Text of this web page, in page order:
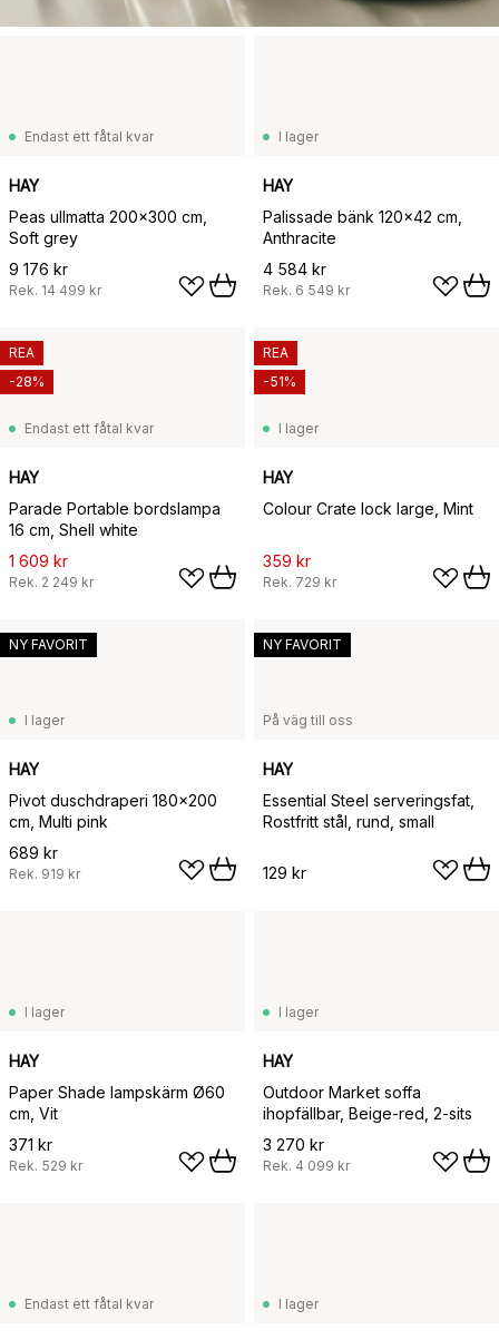
Endast ett fåtal kvar
HAY
Peas ullmatta 200x300 cm,
Soft grey
9 176 kr
Rek. 14 499 kr
I lager
HAY
Palissade bänk 120x42 cm,
Anthracite
4 584 kr
Rek. 6 549 kr
Endast ett fåtal kvar
HAY
Parade Portable bordslampa
16 cm, Shell white
1 609 kr
Rek. 2 249 kr
REA
-28%
I lager
HAY
Colour Crate lock large, Mint
359 kr
Rek. 729 kr
REA
-51%
I lager
HAY
Pivot duschdraperi 180x200
cm, Multi pink
689 kr
Rek. 919 kr
NY FAVORIT
På väg till oss
HAY
Essential Steel serveringsfat,
Rostfritt stål, rund, small
129 kr
NY FAVORIT
I lager
HAY
Paper Shade lampskärm Ø60
cm, Vit
371 kr
Rek. 529 kr
I lager
HAY
Outdoor Market soffa
ihopfällbar, Beige-red, 2-sits
3 270 kr
Rek. 4 099 kr
Endast ett fåtal kvar I lager